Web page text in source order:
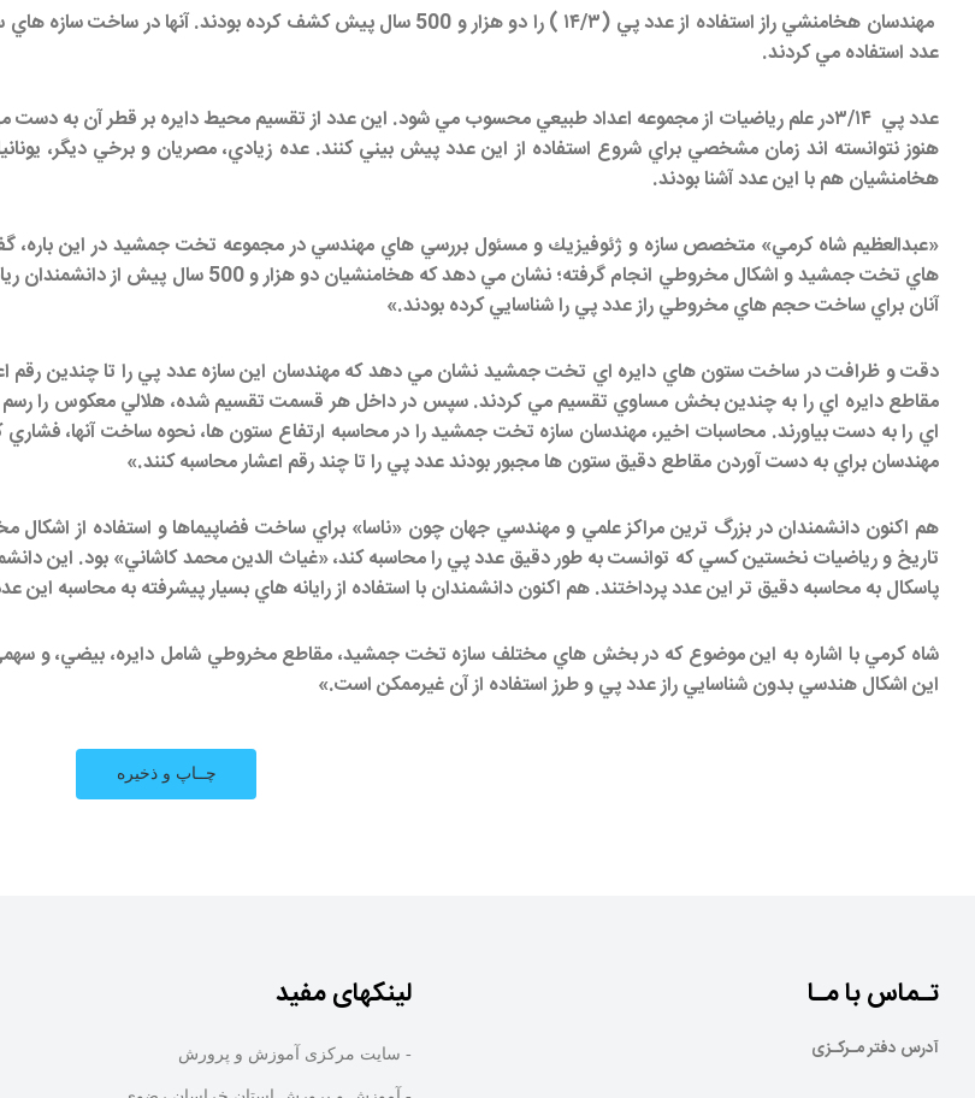
مهندسان هخامنشي راز استفاده از عدد پي (۱۴/۳ ) را دو هزار و 500 سال
عدد استفاده مي كردند.
عدد پي ۳/۱۴در علم رياضيات از مجموعه اعداد طبيعي محسوب مي شود. اين عدد از تقسيم محيط دايره بر قطر آن
هنوز نتوانسته اند زمان مشخصي براي شروع استفاده از اين عدد پيش بيني كنند. عده زيادي، مصريان و برخي ديگر،
هخامنشيان هم با اين عدد آشنا بودند.
«عبدالعظيم شاه كرمي» متخصص سازه و ژئوفيزيك و مسئول بررسي هاي مهندسي در مجموعه تخت جمشيد در اين
هاي تخت جمشيد و اشكال مخروطي انجام گرفته؛
آنان براي ساخت حجم هاي مخروطي راز عدد پي را شناسايي كرده بودند.»
دقت و ظرافت در ساخت ستون هاي دايره اي تخت جمشيد نشان مي دهد كه مهندسان اين سازه عدد پي را تا چندين رقم
مقاطع دايره اي را به چندين بخش مساوي تقسيم مي كردند. سپس در داخل هر قسمت تقسيم شده، هلالي معكوس را رسم
اي را به دست بياورند. محاسبات اخير، مهندسان سازه تخت جمشيد را در محاسبه ارتفاع ستون ها، نحوه ساخت آنها،‌
مهندسان براي به دست آوردن مقاطع دقيق ستون ها مجبور بودند عدد پي را تا چند رقم اعشار محاسبه كنند.»
هم اكنون دانشمندان در بزرگ ترين مراكز علمي و مهندسي جهان چون «ناسا» براي ساخت فضاپيماها و استفاده از
تاريخ و رياضيات نخستين كسي كه توانست به طور دقيق عدد پي را محاسبه كند، «غياث الدين محمد كاشاني» بود. اين
پاسكال به محاسبه دقيق تر اين عدد پرداختند. هم اكنون دانشمندان با استفاده از رايانه هاي بسيار پيشرفته به محاسبه اين
شاه كرمي با اشاره به اين موضوع كه در بخش هاي مختلف سازه تخت جمشيد، مقاطع مخروطي شامل دايره، بيضي، و
اين اشكال هندسي بدون شناسايي راز عدد پي و طرز استفاده از آن غيرممكن است.»
لینکهای مفید
- سایت مرکزی آموزش و پرورش
تـماس با مـا
آدرس دفتر مـرکـزی